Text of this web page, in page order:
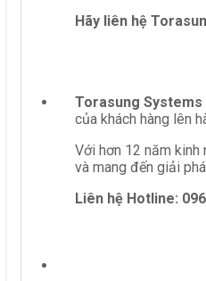
Hãy liên hệ
Torasung Systems
của khách hàng lên
Với hơn 12 năm
và mang đến giải
Liên hệ Hotline: